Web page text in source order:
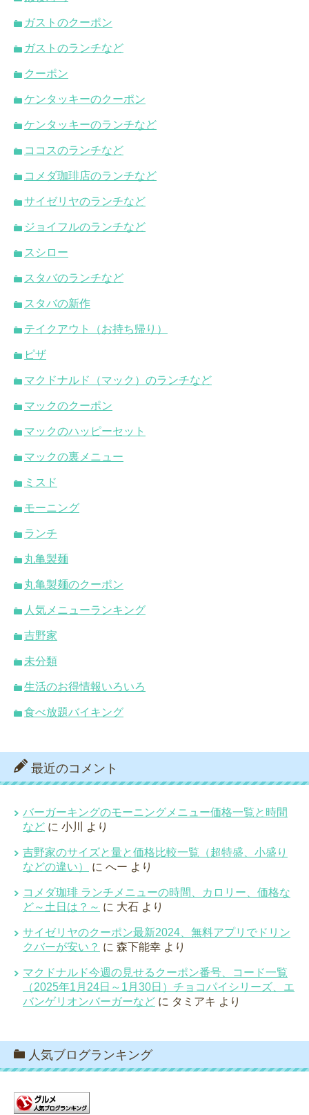
ガストのクーポン
ガストのランチなど
クーポン
ケンタッキーのクーポン
ケンタッキーのランチなど
ココスのランチなど
コメダ珈琲店のランチなど
サイゼリヤのランチなど
ジョイフルのランチなど
スシロー
スタバのランチなど
スタバの新作
テイクアウト（お持ち帰り）
ピザ
マクドナルド（マック）のランチなど
マックのクーポン
マックのハッピーセット
マックの裏メニュー
ミスド
モーニング
ランチ
丸亀製麺
丸亀製麺のクーポン
人気メニューランキング
吉野家
未分類
生活のお得情報いろいろ
食べ放題バイキング
最近のコメント
バーガーキングのモーニングメニュー価格一覧と時間
など に 小川 より
吉野家のサイズと量と価格比較一覧（超特盛、小盛り
などの違い）
に へー より
コメダ珈琲 ランチメニューの時間、カロリー、価格な
ど～土日は？～ に 大石 より
サイゼリヤのクーポン最新2024、無料アプリでドリン
クバーが安い？ に 森下能幸 より
マクドナルド今週の見せるクーポン番号、コード一覧
（2025年1月24日～1月30日）チョコパイシリーズ、エ
バンゲリオンバーガーなど に タミアキ より
人気ブログランキング